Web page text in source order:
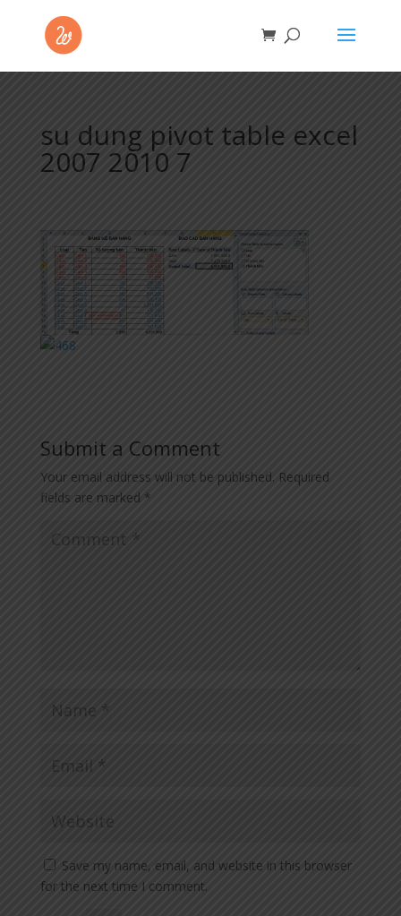
su dung pivot table excel
2007 2010 7
Submit a Comment
Your email address will not be published. Required
fields are marked *
Save my name, email, and website in this browser
for the next time I comment.